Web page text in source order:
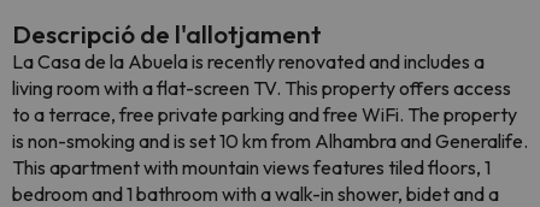
Descripció de l'allotjament
La Casa de la Abuela is recently renovated and includes a
living room with a flat-screen TV. This property offers access
to a terrace, free private parking and free WiFi. The property
is non-smoking and is set 10 km from Alhambra and Generalife.
This apartment with mountain views features tiled floors, 1
bedroom and 1 bathroom with a walk-in shower, bidet and a